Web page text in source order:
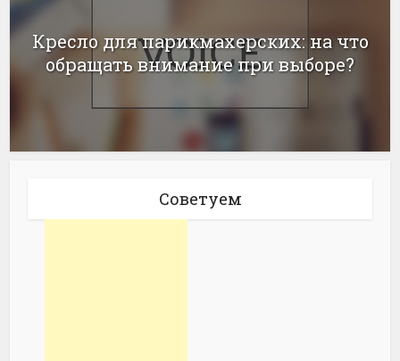
Кресло для парикмахерских: на что
обращать внимание при выборе?
Советуем